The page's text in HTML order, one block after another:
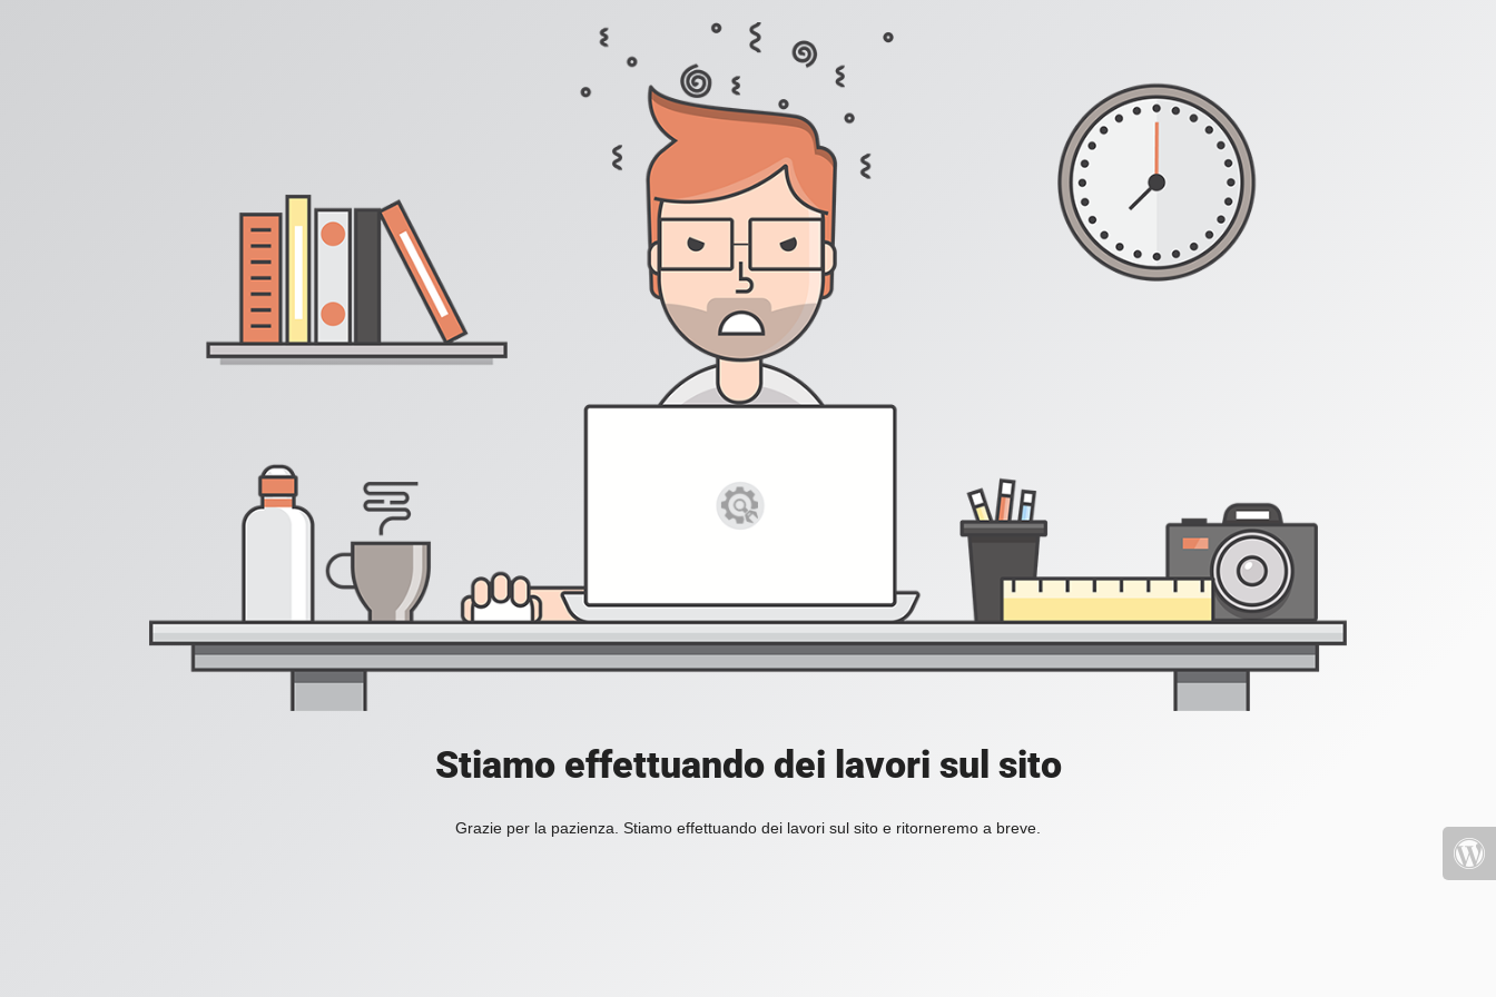
Stiamo effettuando dei lavori sul sito
Grazie per la pazienza. Stiamo effettuando dei lavori sul sito e ritorneremo a breve.